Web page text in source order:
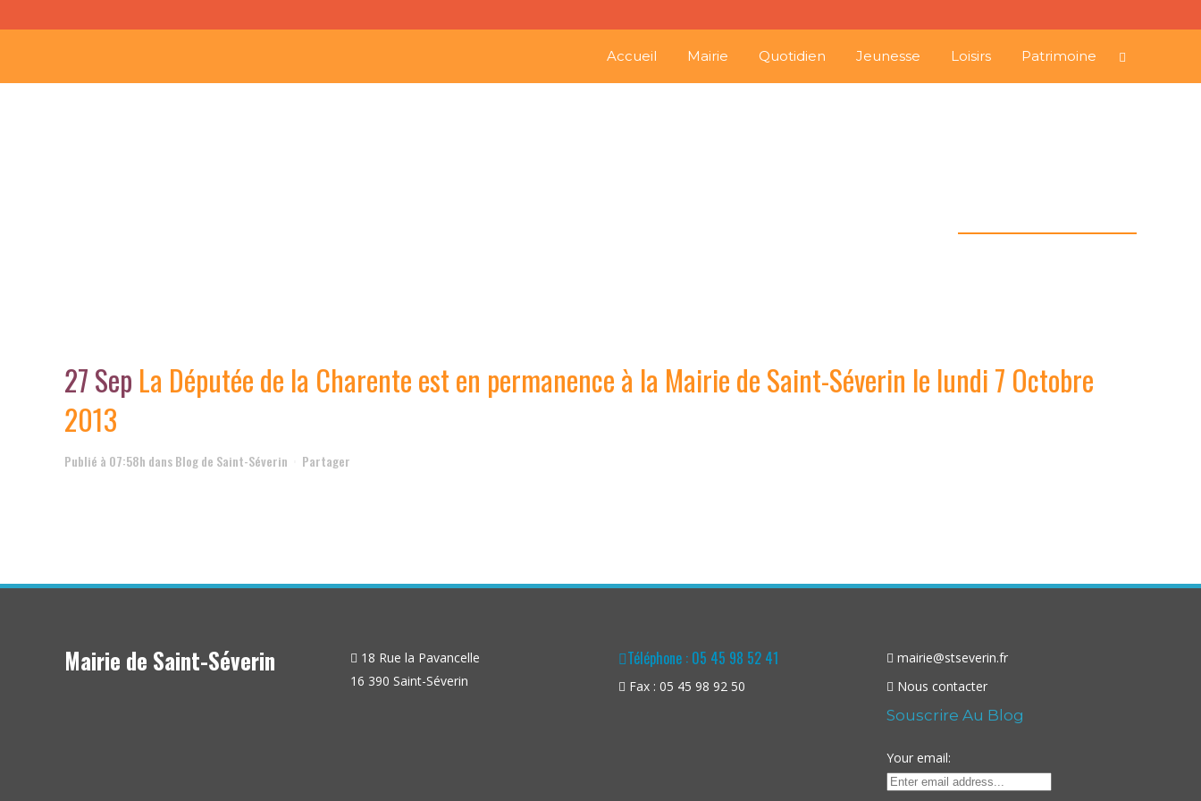
Accueil Mairie Quotidien Jeunesse Loisirs Patrimoine
27 Sep La Députée de la Charente est en permanence à la Mairie de Saint-Séverin le lundi 7 Octobre
2013
Publié à 07:58h dansBlog de Saint-Séverin Partager
Mairie de Saint-Séverin
18 Rue la Pavancelle
16 390 Saint-Séverin
Téléphone : 05 45 98 52 41
Fax : 05 45 98 92 50
mairie@stseverin.fr
Nous contacter
Souscrire Au Blog
Your email: